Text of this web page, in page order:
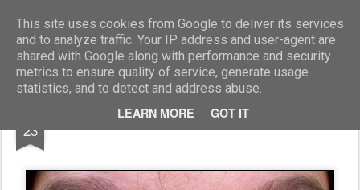
This site uses cookies from Google to deliver its services
and to analyze traffic. Your IP address and user-agent are
shared with Google along with performance and security
metrics to ensure quality of service, generate usage
statistics, and to detect and address abuse.
LEARN MORE GOT IT
Blog Moniszona
23 Letnie zielono - żółte oko